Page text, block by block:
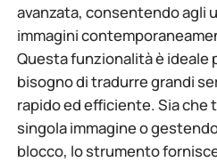
avanzata, consentendo agli
immagini
Questa funzionalità è ideale
bisogno di tradurre grandi
rapido ed efficiente. Sia che
singola immagine o
blocco, lo strumento